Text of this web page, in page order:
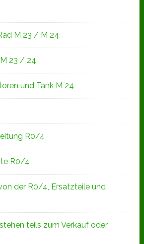
M 23 / M 24
23 / 24
und Tank M 24
R0/4
R0/4
der R0/4, Ersatzteile und
teils zum Verkauf oder